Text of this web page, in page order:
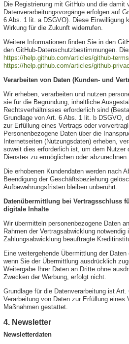
Die Registrierung mit GitHub und die damit
Datenverarbeitungsvorgänge erfolgen auf
6 Abs. 1 lit. a DSGVO). Diese Einwilligung
Wirkung für die Zukunft widerrufen.
Weitere Informationen finden Sie in den
den GitHub-Datenschutzbestimmungen.
https://help.github.com/articles/github-
https://help.github.com/articles/github-
Verarbeiten von Daten (Kunden- und
Wir erheben, verarbeiten und nutzen
sie für die Begründung, inhaltliche
Rechtsverhältnisses erforderlich sind
Grundlage von Art. 6 Abs. 1 lit. b DSGVO,
zur Erfüllung eines Vertrags oder
Personenbezogene Daten über die
Internetseiten (Nutzungsdaten) erheben,
soweit dies erforderlich ist, um dem Nutzer
Dienstes zu ermöglichen oder abzurechnen.
Die erhobenen Kundendaten werden nach
Beendigung der Geschäftsbeziehung
Aufbewahrungsfristen bleiben unberührt.
Datenübermittlung bei Vertragsschluss
digitale Inhalte
Wir übermitteln personenbezogene Daten
Rahmen der Vertragsabwicklung
Zahlungsabwicklung beauftragte
Eine weitergehende Übermittlung der
wenn Sie der Übermittlung ausdrücklich
Weitergabe Ihrer Daten an Dritte ohne
Zwecken der Werbung, erfolgt nicht.
Grundlage für die Datenverarbeitung ist
Verarbeitung von Daten zur Erfüllung eines
Maßnahmen gestattet.
4. Newsletter
Newsletterdaten